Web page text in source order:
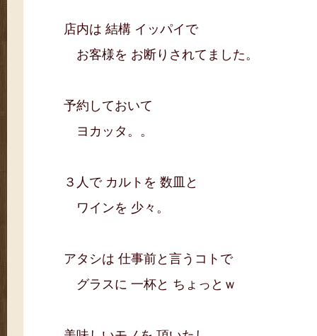
店内は 結構 イッパイで
お客様を お断りされてました。
予約しておいて
ヨカッタ。。
３人で カルトを 数皿と
ワインを 少々。
アタシは 仕事前と言うコトで
グラスに 一杯と ちょっとｗ